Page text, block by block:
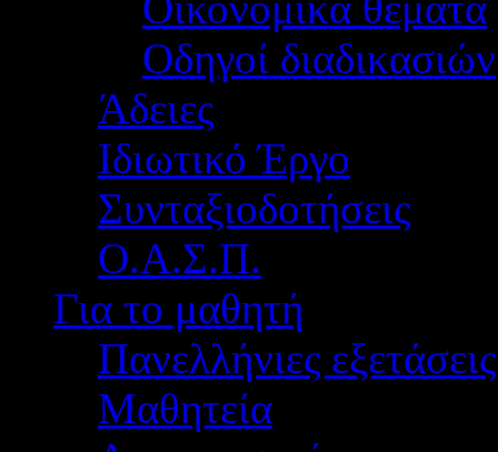
Οδηγοί διαδικασιών
Άδειες
Ιδιωτικό Έργο
Συνταξιοδοτήσεις
Ο.Α.Σ.Π.
Για το μαθητή
Πανελλήνιες εξετάσεις
Μαθητεία